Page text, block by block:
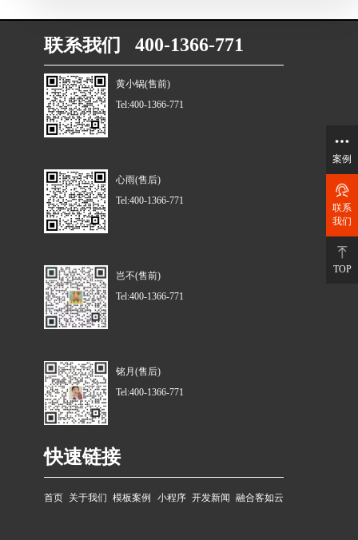
快速链接
首页 关于我们 模板案例 小程序 开发新闻 融合客如云
联系我们 400-1366-771
黄小锅(售前)
Tel:400-1366-771
心雨(售后)
Tel:400-1366-771
岂不(售前)
Tel:400-1366-771
铭月(售后)
Tel:400-1366-771
案例
联系
我们
TOP